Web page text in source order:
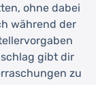
ohne dabei
während der
gibt dir
zu